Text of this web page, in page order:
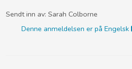
Sendt inn av: Sarah Colborne
Denne anmeldelsen er på Engelsk